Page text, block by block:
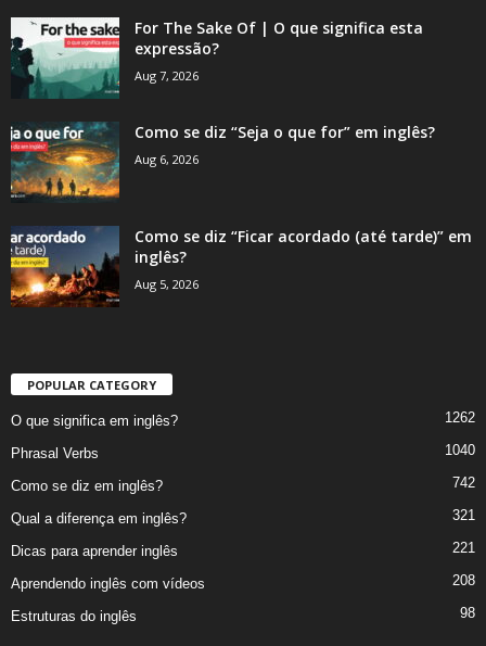
For The Sake Of | O que significa esta
expressão?
Aug 7, 2026
Como se diz “Seja o que for” em inglês?
Aug 6, 2026
Como se diz “Ficar acordado (até tarde)” em
inglês?
Aug 5, 2026
POPULAR CATEGORY
O que significa em inglês? 1262
Phrasal Verbs 1040
Como se diz em inglês? 742
Qual a diferença em inglês? 321
Dicas para aprender inglês 221
Aprendendo inglês com vídeos 208
Estruturas do inglês 98